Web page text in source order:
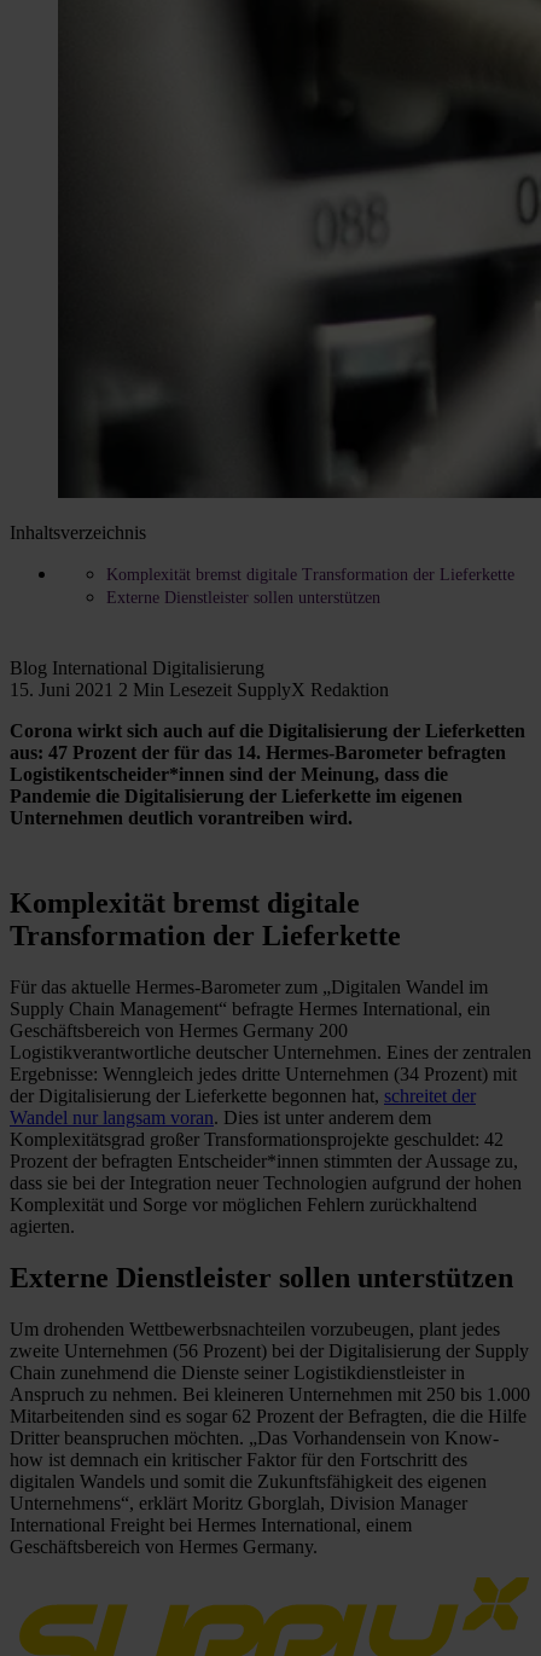
Inhaltsverzeichnis
Komplexität bremst digitale Transformation der Lieferkette
Externe Dienstleister sollen unterstützen
Blog International Digitalisierung
15. Juni 2021 2 Min Lesezeit SupplyX Redaktion
Corona wirkt sich auch auf die Digitalisierung der Lieferketten
aus: 47 Prozent der für das 14. Hermes-Barometer befragten
Logistikentscheider*innen sind der Meinung, dass die
Pandemie die Digitalisierung der Lieferkette im eigenen
Unternehmen deutlich vorantreiben wird.
Komplexität bremst digitale
Transformation der Lieferkette
Für das aktuelle Hermes-Barometer zum „Digitalen Wandel im
Supply Chain Management“ befragte Hermes International, ein
Geschäftsbereich von Hermes Germany 200
Logistikverantwortliche deutscher Unternehmen. Eines der zentralen
Ergebnisse: Wenngleich jedes dritte Unternehmen (34 Prozent) mit
der Digitalisierung der Lieferkette begonnen hat, schreitet der
Wandel nur langsam voran. Dies ist unter anderem dem
Komplexitätsgrad großer Transformationsprojekte geschuldet: 42
Prozent der befragten Entscheider*innen stimmten der Aussage zu,
dass sie bei der Integration neuer Technologien aufgrund der hohen
Komplexität und Sorge vor möglichen Fehlern zurückhaltend
agierten.
Externe Dienstleister sollen unterstützen
Um drohenden Wettbewerbsnachteilen vorzubeugen, plant jedes
zweite Unternehmen (56 Prozent) bei der Digitalisierung der Supply
Chain zunehmend die Dienste seiner Logistikdienstleister in
Anspruch zu nehmen. Bei kleineren Unternehmen mit 250 bis 1.000
Mitarbeitenden sind es sogar 62 Prozent der Befragten, die die Hilfe
Dritter beanspruchen möchten. „Das Vorhandensein von Know-
how ist demnach ein kritischer Faktor für den Fortschritt des
digitalen Wandels und somit die Zukunftsfähigkeit des eigenen
Unternehmens“, erklärt Moritz Gborglah, Division Manager
International Freight bei Hermes International, einem
Geschäftsbereich von Hermes Germany.